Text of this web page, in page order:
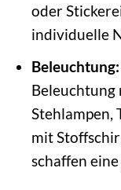
oder
individuelle
Beleuchtung:
Beleuchtung
Stehlampen,
mit
schaffen